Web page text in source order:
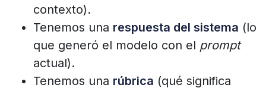
contexto).
Tenemos una respuesta del sistema (lo
que generó el modelo con el prompt
actual).
Tenemos una rúbrica (qué significa